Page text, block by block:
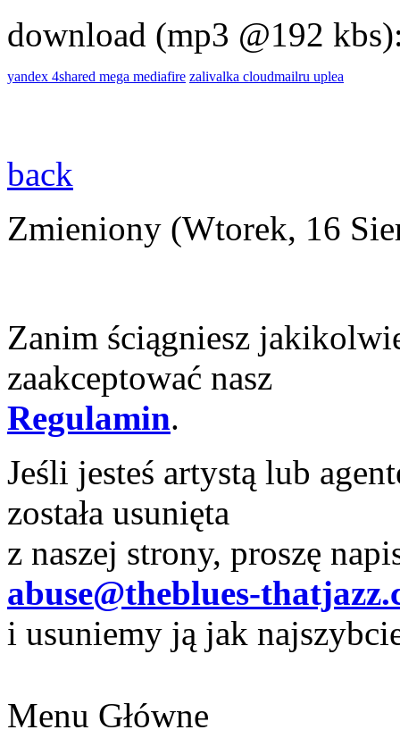
download (mp3 @192
yandex 4shared mega mediafire zalivalka cloudmailru uplea
back
Zmieniony (Wtorek, 16
Zanim ściągniesz
zaakceptować nasz
Regulamin.
Jeśli jesteś artystą lub
została usunięta
z naszej strony, proszę
abuse@theblues-
i usuniemy ją jak
Menu Główne